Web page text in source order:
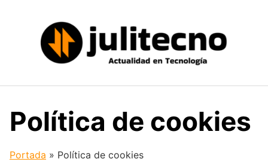
contenido
Política de cookies
Portada » Política de cookies